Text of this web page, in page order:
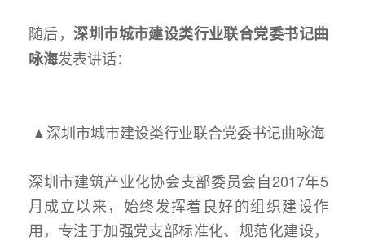
随后，深圳市城市建设类行业联合党委书记曲
咏海发表讲话：
▲深圳市城市建设类行业联合党委书记曲咏海
深圳市建筑产业化协会支部委员会自2017年5
月成立以来，始终发挥着良好的组织建设作
用，专注于加强党支部标准化、规范化建设，